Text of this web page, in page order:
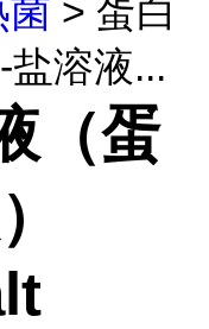
菌 > 蛋白
溶液...
（蛋